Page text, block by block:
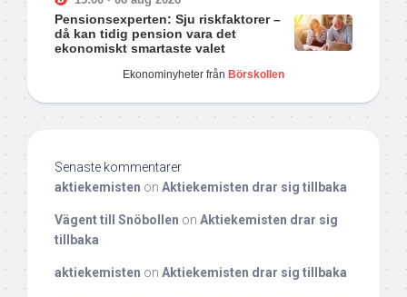
Pensionsexperten: Sju riskfaktorer –
då kan tidig pension vara det
ekonomiskt smartaste valet
Ekonominyheter från Börskollen
Senaste kommentarer
aktiekemisten on Aktiekemisten drar sig tillbaka
Vägent till Snöbollen on Aktiekemisten drar sig
tillbaka
aktiekemisten on Aktiekemisten drar sig tillbaka